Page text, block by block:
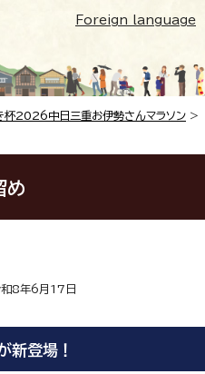
Foreign language
杯2026中日三重お伊勢さんマラソン >
め
8年6月17日
新登場！